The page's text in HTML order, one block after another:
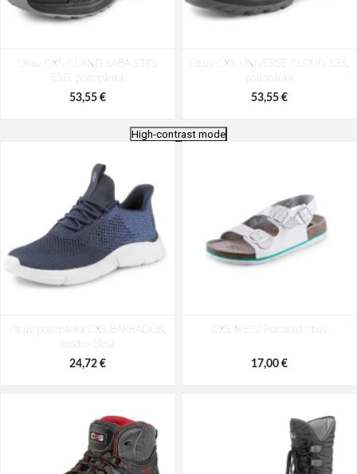
Obuv CXS ISLAND SABA S1PS
ESD, poltopánka
53,55 €
Obuv CXS UNIVERSE CLOUD S3S,
poltopánka
53,55 €
poltopánka
53,89 €
poltopánka
High-contrast mode
Obuv poltopánka CXS BARBADOS,
modro-biela
24,72 €
CXS MEGI Pracovná obuv
17,00 €